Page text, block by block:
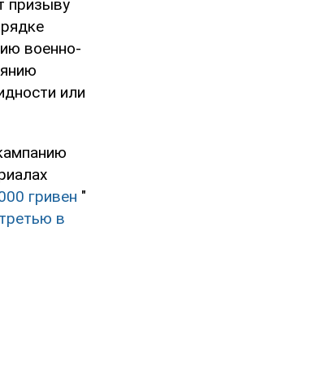
призыву
военно-
или
гривен "
в